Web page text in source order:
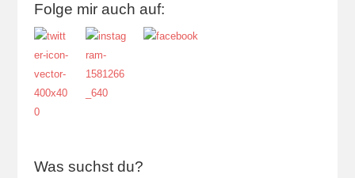
Folge mir auch auf:
Was suchst du?